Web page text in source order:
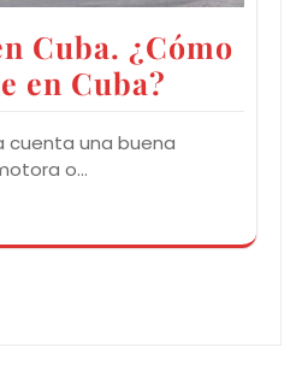
Cuba. ¿Cómo
en Cuba?
cuenta una buena
o…